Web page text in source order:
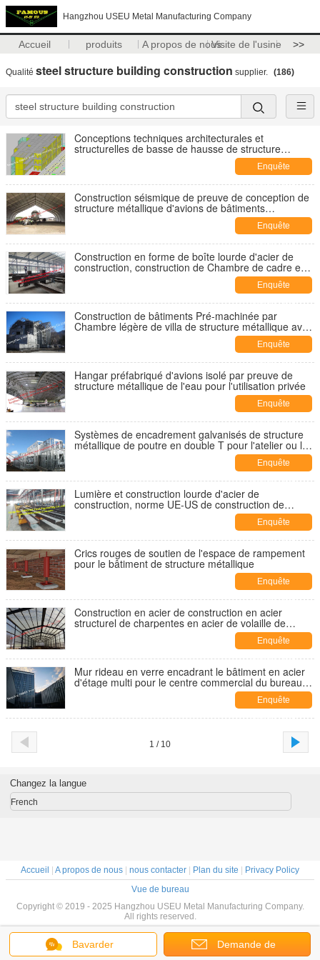
Hangzhou USEU Metal Manufacturing Company
Accueil produits A propos de nousVisite de l'usine >>
Qualité steel structure building construction supplier. (186)
Conceptions techniques architecturales et
structurelles de basse de hausse de structure
métallique conception commerciale de bâtiment
Enquête
maintenant
Construction séismique de preuve de conception de
structure métallique d'avions de bâtiments
Enquête
maintenant
Construction en forme de boîte lourde d'acier de
construction, construction de Chambre de cadre en
acier pour le grand complexe commercial urbain
Enquête
maintenant
Construction de bâtiments Pré-machinée par
Chambre légère de villa de structure métallique avec
Enquête
maintenant
Hangar préfabriqué d'avions isolé par preuve de
structure métallique de l'eau pour l'utilisation privée
Enquête
maintenant
Systèmes de encadrement galvanisés de structure
métallique de poutre en double T pour l'atelier ou la
Enquête
maintenant
Lumière et construction lourde d'acier de
construction, norme UE-US de construction de
Enquête
maintenant
Crics rouges de soutien de l'espace de rampement
pour le bâtiment de structure métallique
Enquête
maintenant
Construction en acier de construction en acier
structurel de charpentes en acier de volaille de
Enquête
maintenant
Mur rideau en verre encadrant le bâtiment en acier
d'étage multi pour le centre commercial du bureau
Enquête
maintenant
1 / 10
Bavarder Demande de
Changez la langue
French
Accueil A propos de nous nous contacter Plan du site
Privacy Policy
Vue de bureau
Copyright © 2019 - 2025 Hangzhou USEU Metal Manufacturing Company.
All rights reserved.